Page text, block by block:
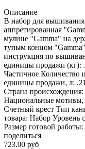
Описание
В набор для
аппретированная
мулине "Gamma" на
тупым концом
инструкция по
единицы продажи (кг):
Частичное
единицы продажи, л:
Страна
Национальные мотивы,
Счетный крест Тип
товара: Набор Уровень
Размер готовой
поделиться
723.00 руб